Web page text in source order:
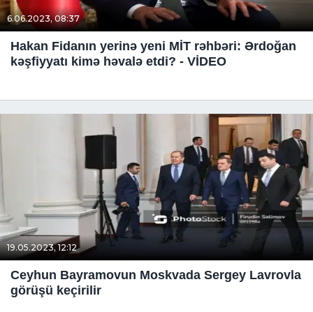
6.06.2023, 08:37
Hakan Fidanın yerinə yeni MİT rəhbəri: Ərdoğan
kəşfiyyatı kimə həvalə etdi? - VİDEO
19.05.2023, 12:12
Ceyhun Bayramovun Moskvada Sergey Lavrovla
görüşü keçirilir